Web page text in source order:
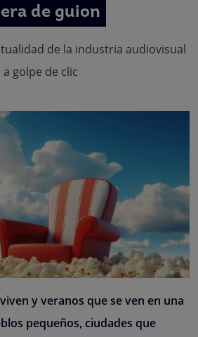
de guion
de la industria audiovisual
a golpe de clic
y veranos que se ven en una
pequeños, ciudades que